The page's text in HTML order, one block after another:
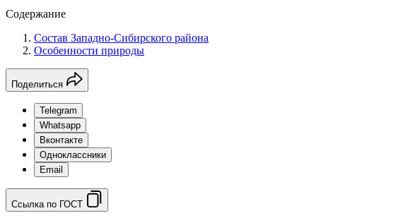
Содержание
Состав Западно-Сибирского района
Особенности природы
Поделиться
Telegram
Whatsapp
Вконтакте
Одноклассники
Email
Ссылка по ГОСТ